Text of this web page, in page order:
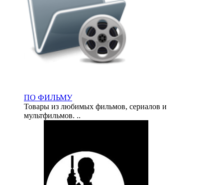
ПО ФИЛЬМУ
Товары из любимых фильмов, сериалов и
мультфильмов. ..